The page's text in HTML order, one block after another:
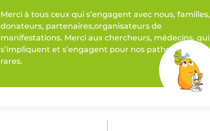
Merci à tous ceux qui s’engagent avec nous, familles,
donateurs, partenaires,organisateurs de
manifestations. Merci aux chercheurs, médecins, qui
s’impliquent et s’engagent pour nos pathologies
rares.